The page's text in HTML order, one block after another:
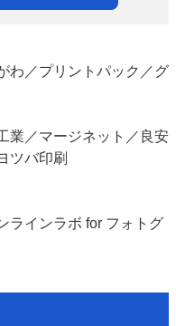
わ／プリントパック／グ
業／マージネット／良安
ツバ印刷
ラインラボ for フォトグ